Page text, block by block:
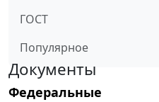
ГОСТ
Популярное
Документы
Федеральные